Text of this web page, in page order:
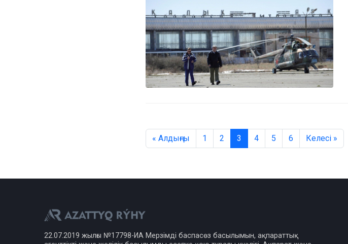
« Алдыңғы 1 2 3 4 5 6 Келесі »
22.07.2019 жылғы №17798-ИА Мерзімді баспасөз басылымын, ақпараттық